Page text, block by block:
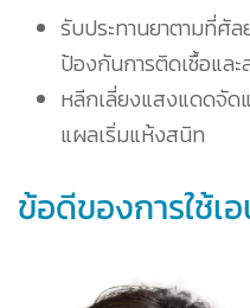
รับประทานยาตามที่ศั
ป้องกันการติดเชื้อและ
หลีกเลี่ยงแสงแดดจัด
แผลเริ่มแห้งสนิท
ข้อดีของการใช้เ